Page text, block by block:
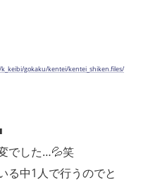
gokaku/kentei/kentei_shiken.files/
でした…💦笑
る中1人で行うのでと